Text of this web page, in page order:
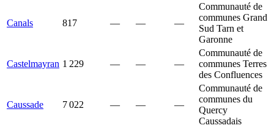
Canals 817 — — —
Communauté de
communes Grand
Sud Tarn et
Garonne
Castelmayran 1 229 — — —
Communauté de
communes Terres
des Confluences
Caussade 7 022 — — —
Communauté de
communes du
Quercy
Caussadais